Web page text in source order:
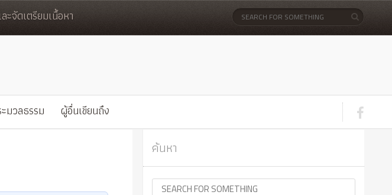
ะจัดเตรียมเนื้อหา
มวลธรรม ผู้อื่นเขียนถึง
ค้นหา